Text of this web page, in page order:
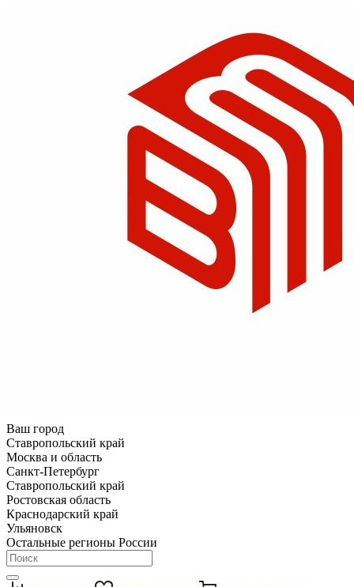
Ваш город
Ставропольский край
Москва и область
Санкт-Петербург
Ставропольский край
Ростовская область
Краснодарский край
Ульяновск
Остальные регионы России